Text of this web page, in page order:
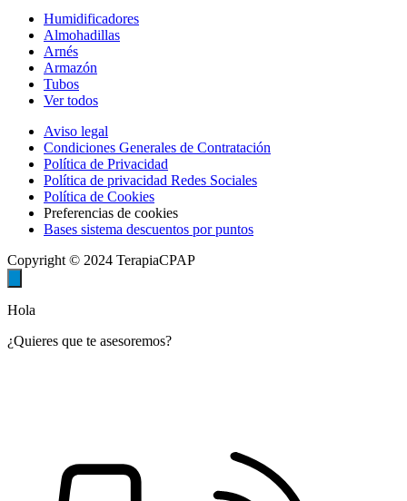
Humidificadores
Almohadillas
Arnés
Armazón
Tubos
Ver todos
Aviso legal
Condiciones Generales de Contratación
Política de Privacidad
Política de privacidad Redes Sociales
Política de Cookies
Preferencias de cookies
Bases sistema descuentos por puntos
Copyright © 2024 TerapiaCPAP
Hola
¿Quieres que te asesoremos?